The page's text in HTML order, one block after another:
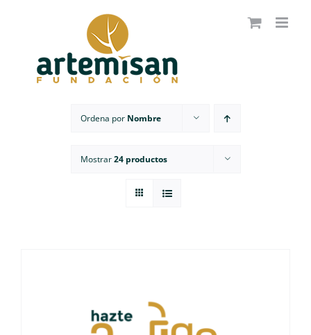
Ordena por Nombre
Mostrar24 productos